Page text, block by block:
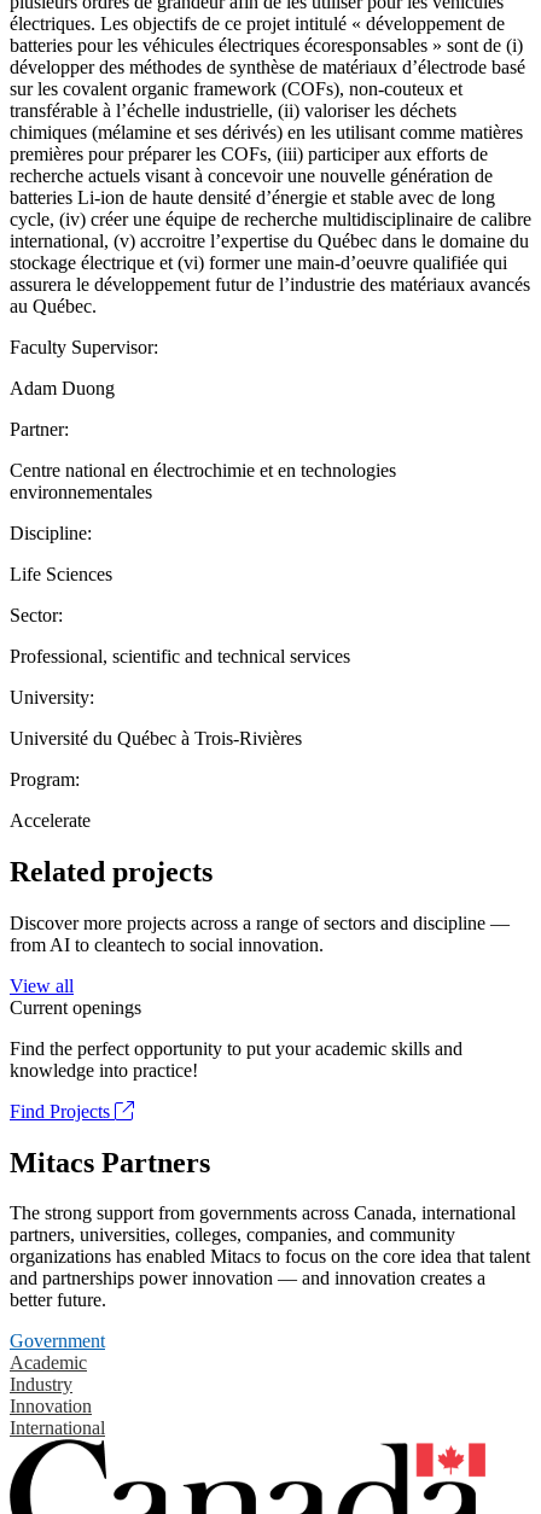
électriques. Les objectifs de ce projet intitulé « développement de
batteries pour les véhicules électriques écoresponsables » sont de (i)
développer des méthodes de synthèse de matériaux d’électrode basé
sur les covalent organic framework (COFs), non-couteux et
transférable à l’échelle industrielle, (ii) valoriser les déchets
chimiques (mélamine et ses dérivés) en les utilisant comme matières
premières pour préparer les COFs, (iii) participer aux efforts de
recherche actuels visant à concevoir une nouvelle génération de
batteries Li-ion de haute densité d’énergie et stable avec de long
cycle, (iv) créer une équipe de recherche multidisciplinaire de calibre
international, (v) accroitre l’expertise du Québec dans le domaine du
stockage électrique et (vi) former une main-d’oeuvre qualifiée qui
assurera le développement futur de l’industrie des matériaux avancés
au Québec.
Faculty Supervisor:
Adam Duong
Partner:
Centre national en électrochimie et en technologies
environnementales
Discipline:
Life Sciences
Sector:
Professional, scientific and technical services
University:
Université du Québec à Trois-Rivières
Program:
Accelerate
Related projects
Discover more projects across a range of sectors and discipline —
from AI to cleantech to social innovation.
View all
Current openings
Find the perfect opportunity to put your academic skills and
knowledge into practice!
Find Projects
Mitacs Partners
The strong support from governments across Canada, international
partners, universities, colleges, companies, and community
organizations has enabled Mitacs to focus on the core idea that talent
and partnerships power innovation — and innovation creates a
better future.
Government
Academic
Industry
Innovation
International